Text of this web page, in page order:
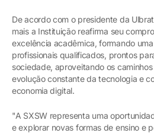
De acordo com o presidente da
mais a Instituição reafirma seu
excelência acadêmica, formando
profissionais qualificados, prontos
sociedade, aproveitando os
evolução constante da tecnologia e
economia digital.
"A SXSW representa uma
e explorar novas formas de ensino e